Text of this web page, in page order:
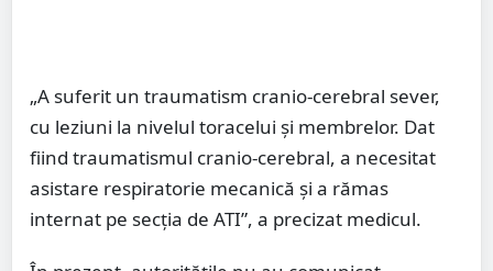
„A suferit un traumatism cranio-cerebral sever,
cu leziuni la nivelul toracelui și membrelor. Dat
fiind traumatismul cranio-cerebral, a necesitat
asistare respiratorie mecanică și a rămas
internat pe secția de ATI”, a precizat medicul.